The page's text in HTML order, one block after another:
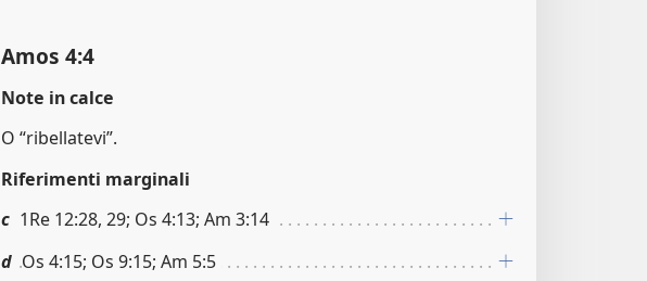
Amos 4:4
Note in calce
O “ribellatevi”.
Riferimenti marginali
c 1Re 12:28, 29; Os 4:13; Am 3:14
d Os 4:15; Os 9:15; Am 5:5